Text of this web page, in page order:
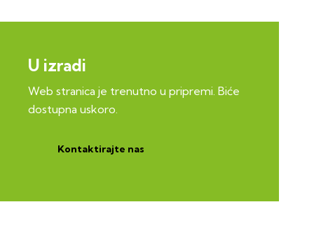
U izradi
Web stranica je trenutno u pripremi. Biće
dostupna uskoro.
Kontaktirajte nas